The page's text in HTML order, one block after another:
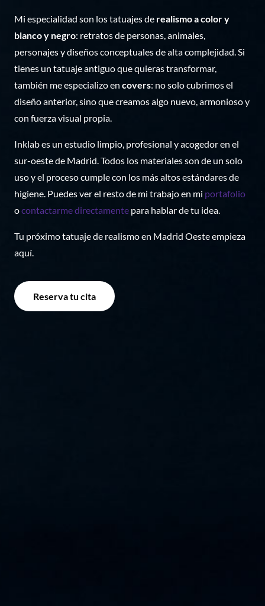
Mi especialidad son los tatuajes de realismo a color y
blanco y negro: retratos de personas, animales,
personajes y diseños conceptuales de alta complejidad. Si
tienes un tatuaje antiguo que quieras transformar,
también me especializo en covers: no solo cubrimos el
diseño anterior, sino que creamos algo nuevo, armonioso y
con fuerza visual propia.
Inklab es un estudio limpio, profesional y acogedor en el
sur-oeste de Madrid. Todos los materiales son de un solo
uso y el proceso cumple con los más altos estándares de
higiene. Puedes ver el resto de mi trabajo en mi portafolio
ocontactarme directamente para hablar de tu idea.
Tu próximo tatuaje de realismo en Madrid Oeste empieza
aquí.
Reserva tu cita